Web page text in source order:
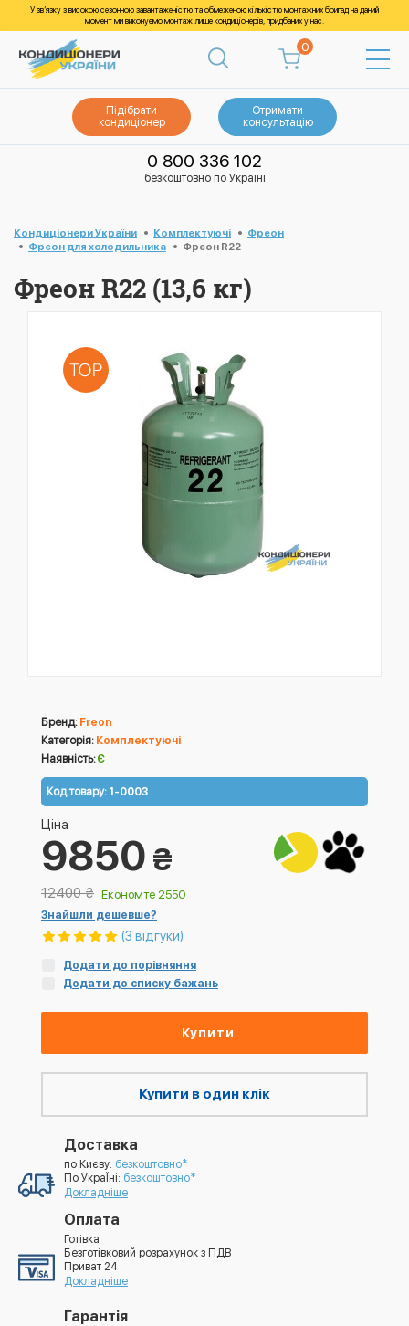
У зв’язку з високою сезонною завантаженістю та обмеженою кількістю монтажних бригад на даний
момент ми виконуємо монтаж лише кондиціонерів, придбаних у нас.
0
Підібрати
кондиціонер
Отримати
консультацію
0 800 336 102
безкоштовно по Україні
Кондиціонери України Комплектуючі
Фреон
Фреон для холодильника
Фреон R22
Фреон R22 (13,6 кг)
Бренд: Freon
Категорія: Комплектуючі
Наявність:Є
Код товару: 1-0003
Ціна
9850 ₴
12400₴ Економте 2550
Знайшли дешевше?
(3 відгуки)
Додати до порівняння
Додати до списку бажань
Купити
Купити в один клік
Доставка
по Києву: безкоштовно*
По УкраЇні: безкоштовно*
Докладніше
Оплата
Готівка
Безготівковий розрахунок з ПДВ
Приват 24
Докладніше
Гарантія